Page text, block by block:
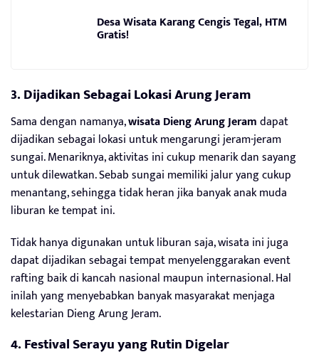
Desa Wisata Karang Cengis Tegal, HTM
Gratis!
3. Dijadikan Sebagai Lokasi Arung Jeram
Sama dengan namanya,wisata Dieng Arung Jeramdapat
dijadikan sebagai lokasi untuk mengarungi jeram-jeram
sungai. Menariknya, aktivitas ini cukup menarik dan sayang
untuk dilewatkan. Sebab sungai memiliki jalur yang cukup
menantang, sehingga tidak heran jika banyak anak muda
liburan ke tempat ini.
Tidak hanya digunakan untuk liburan saja, wisata ini juga
dapat dijadikan sebagai tempat menyelenggarakan event
rafting baik di kancah nasional maupun internasional. Hal
inilah yang menyebabkan banyak masyarakat menjaga
kelestarian Dieng Arung Jeram.
4. Festival Serayu yang Rutin Digelar